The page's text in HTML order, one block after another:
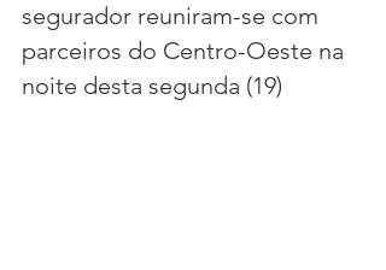
segurador reuniram-se com
parceiros do Centro-Oeste na
noite desta segunda (19)